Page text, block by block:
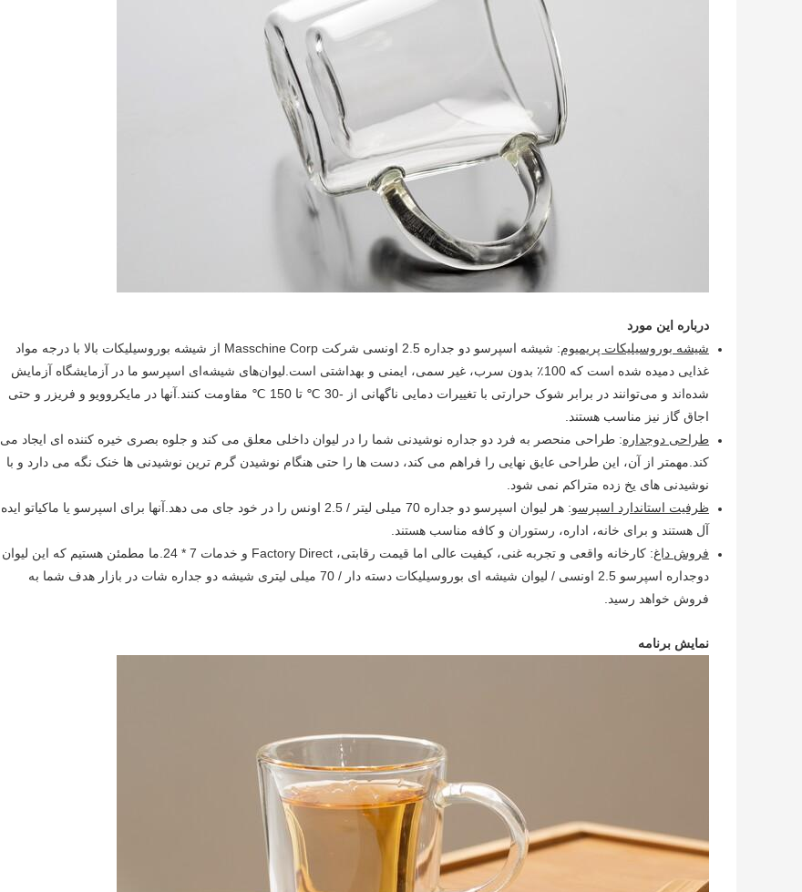
درباره این مورد
شیشه بوروسیلیکات پریمیوم
: شیشه اسپرسو دو جداره 2.5 اونسی شرکت Masschine Corp از شیشه بوروسیلیکات بالا با درجه مواد
غذایی دمیده شده است که 100٪ بدون سرب، غیر سمی، ایمنی و بهداشتی است.لیوان‌های شیشه‌ای اسپرسو ما در آزمایشگاه آزمایش
شده‌اند و می‌توانند در برابر شوک حرارتی با تغییرات دمایی ناگهانی از -30 ℃ تا 150 ℃ مقاومت کنند.آنها در مایکروویو و فریزر و حتی
اجاق گاز نیز مناسب هستند.
طراحی دوجداره: طراحی منحصر به فرد دو جداره نوشیدنی شما را در لیوان داخلی معلق می کند و جلوه بصری خیره کننده ای ایجاد می
کند.مهمتر از آن، این طراحی عایق نهایی را فراهم می کند، دست ها را حتی هنگام نوشیدن گرم ترین نوشیدنی ها خنک نگه می دارد و با
نوشیدنی های یخ زده متراکم نمی شود.
ظرفیت استاندارد اسپرسو
: هر لیوان اسپرسو دو جداره 70 میلی لیتر / 2.5 اونس را در خود جای می دهد.آنها برای اسپرسو یا ماکیاتو ایده
آل هستند و برای خانه، اداره، رستوران و کافه مناسب هستند.
فروش داغ
: کارخانه واقعی و تجربه غنی، کیفیت عالی اما قیمت رقابتی، Factory Direct و خدمات 7 * 24.ما مطمئن هستیم که این لیوان
دوجداره اسپرسو 2.5 اونسی / لیوان شیشه ای بوروسیلیکات دسته دار / 70 میلی لیتری شیشه دو جداره شات در بازار هدف شما به
فروش خواهد رسید.
نمایش برنامه